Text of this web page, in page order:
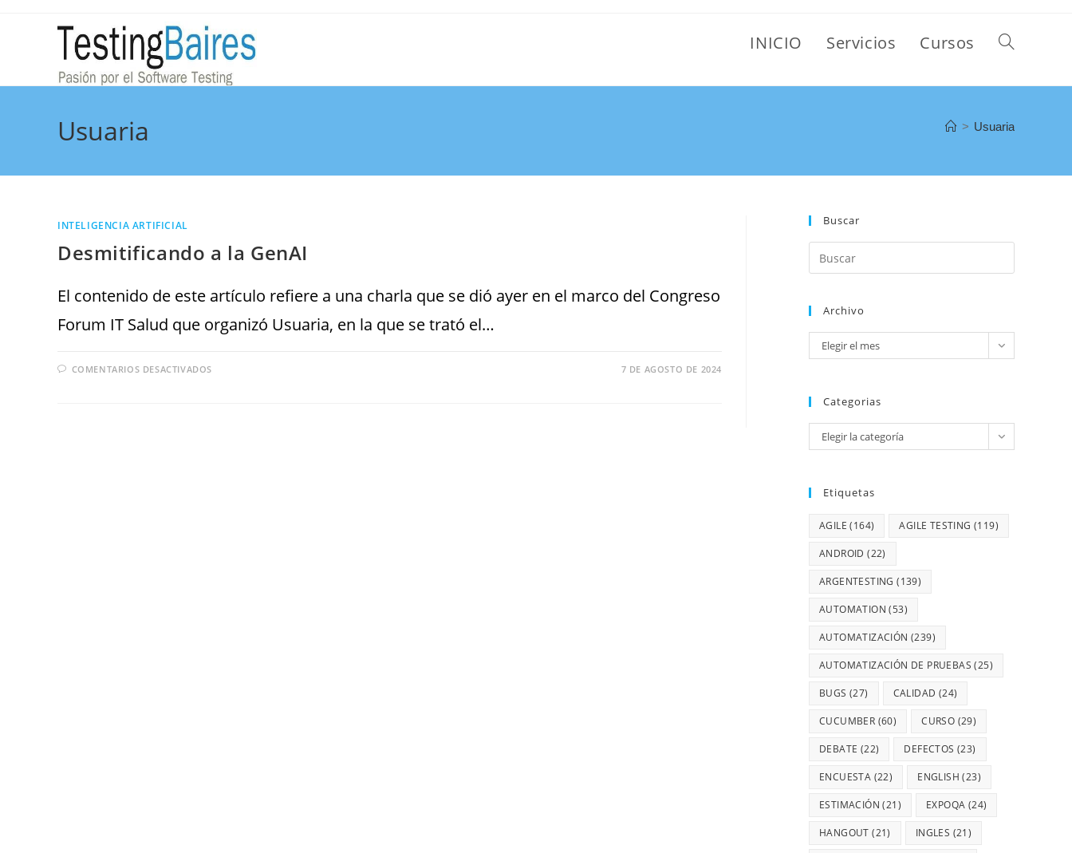
INICIO Servicios Cursos
Usuaria > Usuaria
INTELIGENCIA ARTIFICIAL
Desmitificando a la GenAI
El contenido de este artículo refiere a una charla que se dió ayer en el marco del Congreso
Forum IT Salud que organizó Usuaria, en la que se trató el…
COMENTARIOS DESACTIVADOS 7 DE AGOSTO DE 2024
Buscar
Archivo
Elegir el mes
Categorias
Elegir la categoría
Etiquetas
AGILE (164) AGILE TESTING (119)
ANDROID (22)
ARGENTESTING (139)
AUTOMATION (53)
AUTOMATIZACIÓN (239)
AUTOMATIZACIÓN DE PRUEBAS (25)
BUGS (27) CALIDAD (24)
CUCUMBER (60) CURSO (29)
DEBATE (22) DEFECTOS (23)
ENCUESTA (22) ENGLISH (23)
ESTIMACIÓN (21) EXPOQA (24)
HANGOUT (21) INGLES (21)